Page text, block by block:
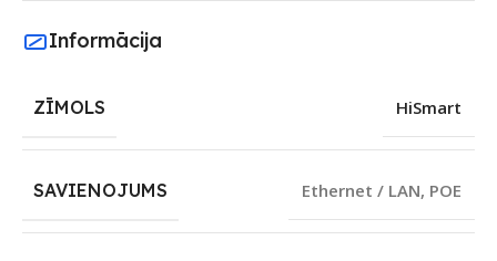
Informācija
ZĪMOLS HiSmart
SAVIENOJUMS Ethernet / LAN, POE